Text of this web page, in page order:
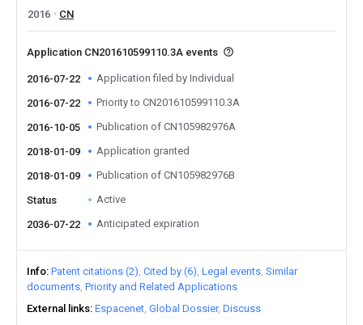
2016
CN
Application CN201610599110.3A events
2016-07-22 Application filed by Individual
2016-07-22 Priority to CN201610599110.3A
2016-10-05 Publication of CN105982976A
2018-01-09 Application granted
2018-01-09 Publication of CN105982976B
Status Active
2036-07-22 Anticipated expiration
Info Patent citations (2) Cited by (6) Legal events Similar
documents Priority and Related Applications
External links Espacenet Global Dossier Discuss